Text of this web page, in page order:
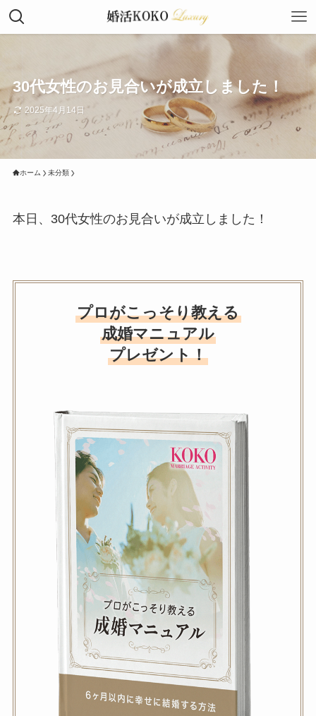
30代女性のお見合いが成立しました！
2025年4月14日
ホーム 未分類
本日、30代女性のお見合いが成立しました！
プロがこっそり教える
成婚マニュアル
プレゼント！